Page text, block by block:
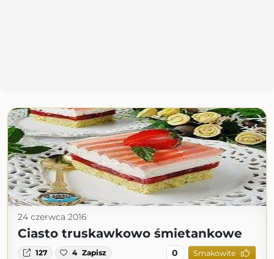
24 czerwca 2016
Ciasto truskawkowo śmietankowe
127 4 Zapisz 0 Smakowite